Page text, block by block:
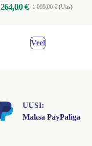
264,00 € 1 099,00 € (Uus)
Veel
UUSI:
Maksa PayPaliga